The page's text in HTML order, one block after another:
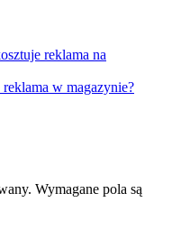
reklama na
w magazynie?
Wymagane pola są